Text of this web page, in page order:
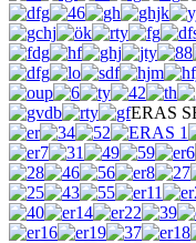
ERAS